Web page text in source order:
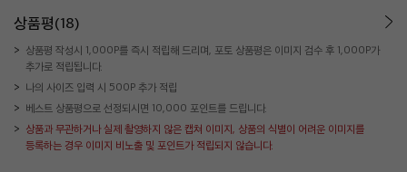
상품평(18)
상품평 작성시 1,000P를 즉시 적립해 드리며, 포토 상품평은 이미지 검수 후 1,000P가
추가로 적립됩니다.
나의 사이즈 입력 시 500P 추가 적립
베스트 상품평으로 선정되시면 10,000 포인트를 드립니다.
상품과 무관하거나 실제 촬영하지 않은 캡쳐 이미지, 상품의 식별이 어려운 이미지를
등록하는 경우 이미지 비노출 및 포인트가 적립되지 않습니다.